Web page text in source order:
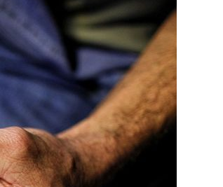
Великомученик Георгий Победоносец. Научись у
святого
Роман Котов